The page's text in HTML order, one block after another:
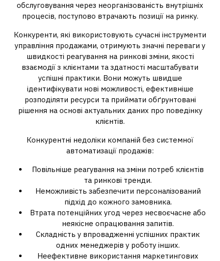
обслуговування через неорганізованість внутрішніх
процесів, поступово втрачають позиції на ринку.
Конкуренти, які використовують сучасні інструменти
управління продажами, отримують значні переваги у
швидкості реагування на ринкові зміни, якості
взаємодії з клієнтами та здатності масштабувати
успішні практики. Вони можуть швидше
ідентифікувати нові можливості, ефективніше
розподіляти ресурси та приймати обґрунтовані
рішення на основі актуальних даних про поведінку
клієнтів.
Конкурентні недоліки компаній без системної
автоматизації продажів:
Повільніше реагування на зміни потреб клієнтів
та ринкові тренди.
Неможливість забезпечити персоналізований
підхід до кожного замовника.
Втрата потенційних угод через несвоєчасне або
неякісне опрацювання запитів.
Складність у впровадженні успішних практик
одних менеджерів у роботу інших.
Неефективне використання маркетингових